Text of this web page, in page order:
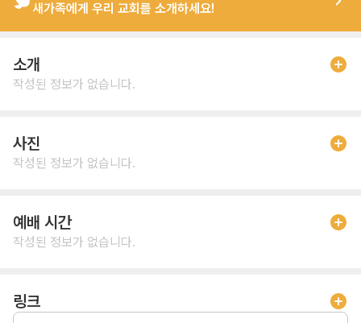
새가족에게 우리 교회를 소개하세요!
소개
작성된 정보가 없습니다.
사진
작성된 정보가 없습니다.
예배 시간
작성된 정보가 없습니다.
링크